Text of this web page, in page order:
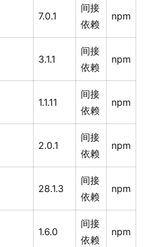
7.0.1
间接
依赖
npm
3.1.1
间接
依赖
npm
1.1.11
间接
依赖
npm
2.0.1
间接
依赖
npm
28.1.3
间接
依赖
npm
1.6.0
间接
依赖
npm